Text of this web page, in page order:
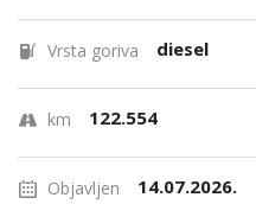
Vrsta goriva diesel
km 122.554
Objavljen 14.07.2026.